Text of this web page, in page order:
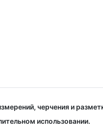
черчения и
использовании.